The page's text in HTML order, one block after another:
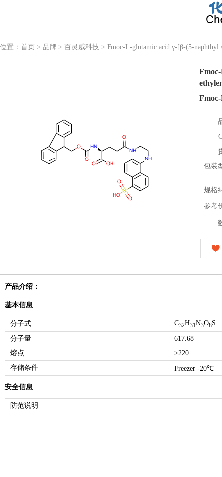
位置： 首页 > 品牌 > 百灵威科技 > Fmoc-L-glutamic acid γ-[β-(5-naphthyl
包装
规格
参考
产品介绍：
基本信息
分子式 C32H31N3O8S
分子量
617.68
熔点
>220
存储条件
Freezer -20℃
安全信息
防范说明